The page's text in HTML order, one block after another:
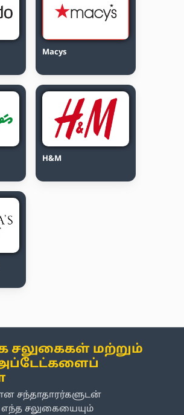
Macys
H&M
சலுகைகள் மற்றும்
அப்டேட்களைப்
சந்தாதாரர்களுடன்
சலுகையையும்